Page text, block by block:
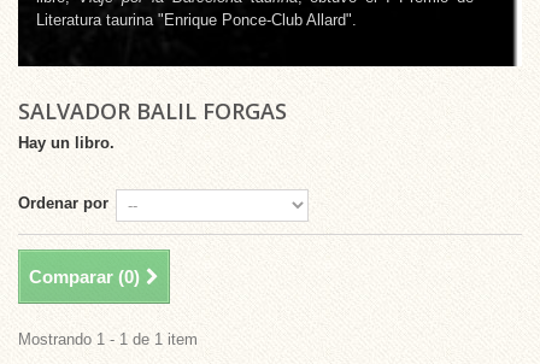
Literatura taurina "Enrique Ponce-Club Allard".
SALVADOR BALIL FORGAS
Hay un libro.
Ordenar por
Comparar (0)
Mostrando 1 - 1 de 1 item